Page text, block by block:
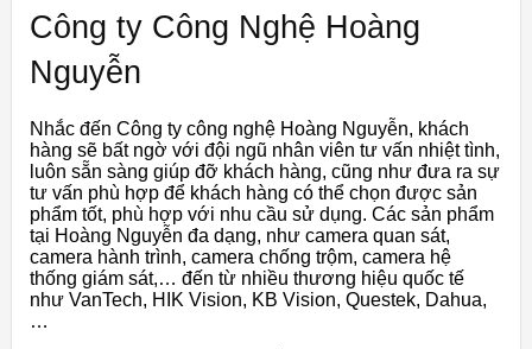
Công ty Công Nghệ Hoàng
Nguyễn
Nhắc đến Công ty công nghệ Hoàng Nguyễn, khách
hàng sẽ bất ngờ với đội ngũ nhân viên tư vấn nhiệt tình,
luôn sẵn sàng giúp đỡ khách hàng, cũng như đưa ra sự
tư vấn phù hợp để khách hàng có thể chọn được sản
phẩm tốt, phù hợp với nhu cầu sử dụng. Các sản phẩm
tại Hoàng Nguyễn đa dạng, như camera quan sát,
camera hành trình, camera chống trộm, camera hệ
thống giám sát,… đến từ nhiều thương hiệu quốc tế
như VanTech, HIK Vision, KB Vision, Questek, Dahua,
…